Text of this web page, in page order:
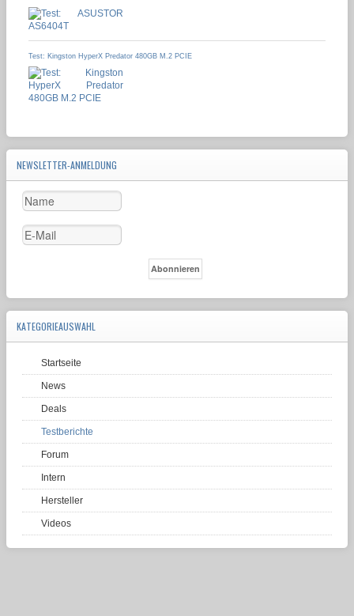
Test: Kingston HyperX Predator 480GB M.2 PCIE
NEWSLETTER-ANMELDUNG
KATEGORIEAUSWAHL
Startseite
News
Deals
Testberichte
Forum
Intern
Hersteller
Videos